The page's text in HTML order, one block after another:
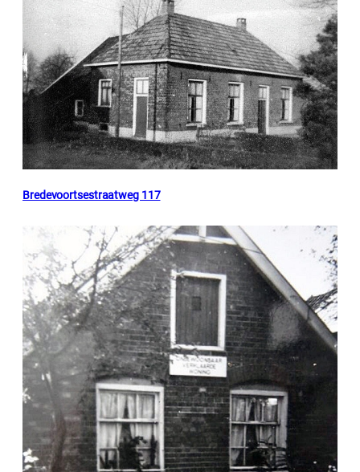
Bredevoortsestraatweg 117